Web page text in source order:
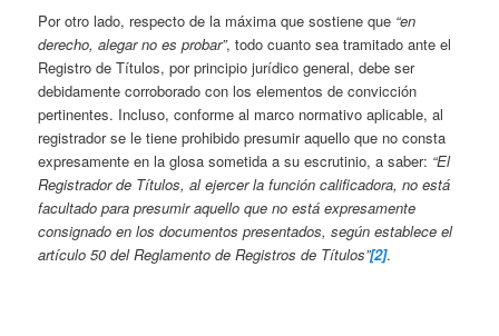
Por otro lado, respecto de la máxima que sostiene que “en
derecho, alegar no es probar”, todo cuanto sea tramitado ante el
Registro de Títulos, por principio jurídico general, debe ser
debidamente corroborado con los elementos de convicción
pertinentes. Incluso, conforme al marco normativo aplicable, al
registrador se le tiene prohibido presumir aquello que no consta
expresamente en la glosa sometida a su escrutinio, a saber: “El
Registrador de Títulos, al ejercer la función calificadora, no está
facultado para presumir aquello que no está expresamente
consignado en los documentos presentados, según establece el
artículo 50 del Reglamento de Registros de Títulos”[2].